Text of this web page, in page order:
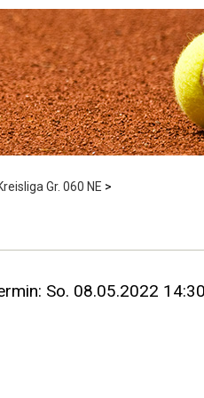
Gr. 060 NE >
So. 08.05.2022